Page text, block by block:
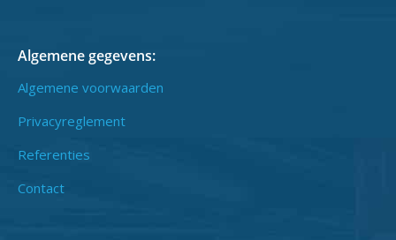
Algemene gegevens:
Algemene voorwaarden
Privacyreglement
Referenties
Contact